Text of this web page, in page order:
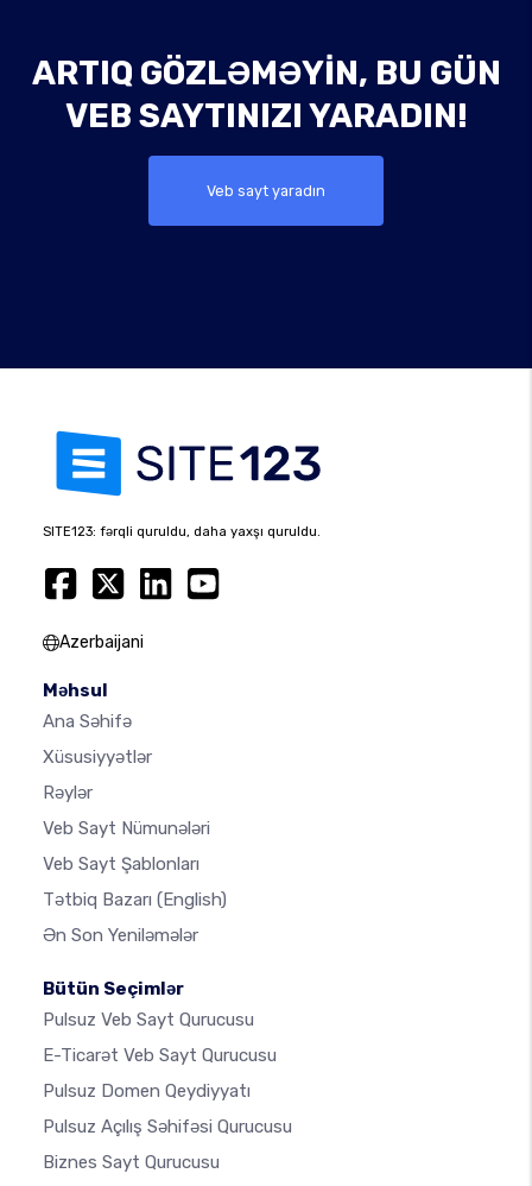
ARTIQ GÖZLƏMƏYIN, BU GÜN
VEB SAYTINIZI YARADIN!
Veb sayt yaradın
SITE123: fərqli quruldu, daha yaxşı quruldu.
Azerbaijani
Məhsul
Ana Səhifə
Xüsusiyyətlər
Rəylər
Veb Sayt Nümunələri
Veb Sayt Şablonları
Tətbiq Bazarı (English)
Ən Son Yeniləmələr
Bütün Seçimlər
Pulsuz Veb Sayt Qurucusu
E-Ticarət Veb Sayt Qurucusu
Pulsuz Domen Qeydiyyatı
Pulsuz Açılış Səhifəsi Qurucusu
Biznes Sayt Qurucusu